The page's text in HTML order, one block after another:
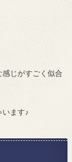
じがすごく似合
ます♪